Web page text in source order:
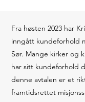
Fra høsten 2023 har
inngått kundeforhold
Sør. Mange kirker og
har sitt kundeforhold
denne avtalen er et
framtidsrettet